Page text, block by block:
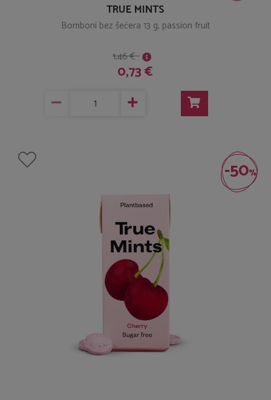
TRUE MINTS
Bomboni bez šećera 13 g, passion fruit
1,46 €
0,73 €
-50%